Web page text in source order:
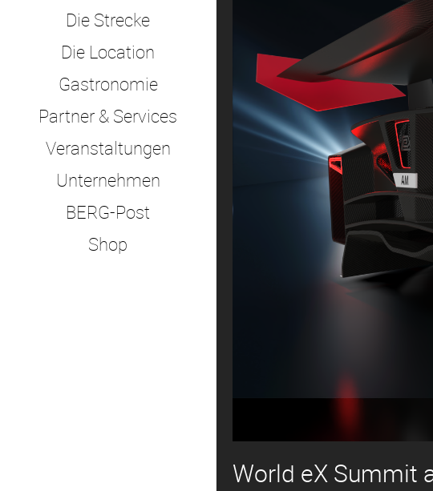
Die Strecke
Die Location
Gastronomie
Partner & Services
Veranstaltungen
Unternehmen
BERG-Post
Shop
World eX Summit